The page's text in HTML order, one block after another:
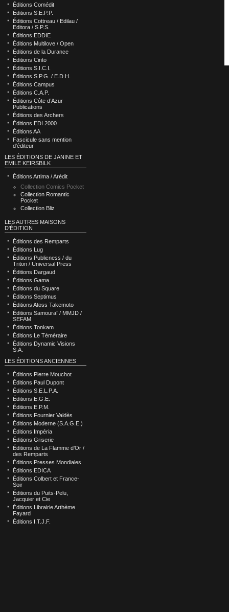
Éditions Comédit
Éditions S.E.P.P.
Éditions Cottreau / Edilau /
Editora / S.P.S.
Éditions EDDIE
Éditions Multilove / Open
Éditions de la Durance
Éditions Cinto
Éditions S.I.C.I.
Éditions S.P.G. / E.D.H.
Éditions Campus
Éditions C.A.P.
Éditions Côte d’Azur
Publications
Éditions des Archers
Éditions EDI 2000
Éditions AA
Fascicule sans mention
d’éditeur
LES ÉDITIONS DE JANINE ET
EMILE KEIRSBILK
Éditions Artima / Arédit
Collection Comics Pocket
Collection Romantic
Pocket
Collection Bliz
LES AUTRES MAISONS
D'ÉDITION
Éditions des Remparts
Éditions Lug
Éditions Publicness / du
Triton / Universal Press
Éditions Dargaud
Éditions Gama
Éditions du Square
Éditions Septimus
Éditions Atoss Takemoto
Éditions Samouraï / MMJD /
SEFAM
Éditions Tonkam
Éditions Le Téméraire
Éditions Dynamic Visions
S.A.
LES ÉDITIONS ANCIENNES
Éditions Pierre Mouchot
Éditions Paul Dupont
Éditions S.E.L.P.A.
Éditions E.G.E.
Éditions E.P.M.
Éditions Fournier Valdès
Éditions Moderne (S.A.G.E.)
Éditions Impéria
Éditions Griserie
Éditions de La Flamme d’Or /
des Remparts
Éditions Presses Mondiales
Éditions EDICA
Éditions Colbert et France-
Soir
Éditions du Puits-Pelu,
Jacquier et Cie
Éditions Librairie Arthème
Fayard
Éditions I.T.J.F.